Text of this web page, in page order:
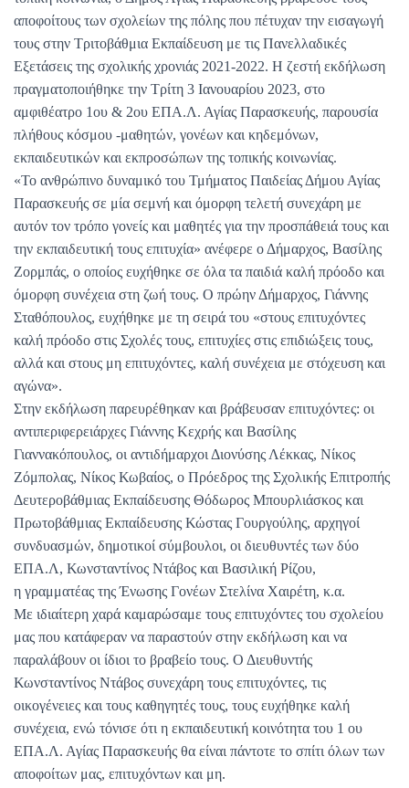
αποφοίτους των σχολείων της πόλης που πέτυχαν την εισαγωγή
τους στην Τριτοβάθμια Εκπαίδευση με τις Πανελλαδικές
Εξετάσεις της σχολικής χρονιάς 2021-2022. Η ζεστή εκδήλωση
πραγματοποιήθηκε την Τρίτη 3 Ιανουαρίου 2023, στο
αμφιθέατρο 1ου & 2ου ΕΠΑ.Λ. Αγίας Παρασκευής, παρουσία
πλήθους κόσμου -μαθητών, γονέων και κηδεμόνων,
εκπαιδευτικών και εκπροσώπων της τοπικής κοινωνίας.
«Το ανθρώπινο δυναμικό του Τμήματος Παιδείας Δήμου Αγίας
Παρασκευής σε μία σεμνή και όμορφη τελετή συνεχάρη με
αυτόν τον τρόπο γονείς και μαθητές για την προσπάθειά τους και
την εκπαιδευτική τους επιτυχία» ανέφερε ο Δήμαρχος, Βασίλης
Ζορμπάς, ο οποίος ευχήθηκε σε όλα τα παιδιά καλή πρόοδο και
όμορφη συνέχεια στη ζωή τους. Ο πρώην Δήμαρχος, Γιάννης
Σταθόπουλος, ευχήθηκε με τη σειρά του «στους επιτυχόντες
καλή πρόοδο στις Σχολές τους, επιτυχίες στις επιδιώξεις τους,
αλλά και στους μη επιτυχόντες, καλή συνέχεια με στόχευση και
αγώνα».
Στην εκδήλωση παρευρέθηκαν και βράβευσαν επιτυχόντες: οι
αντιπεριφερειάρχες Γιάννης Κεχρής και Βασίλης
Γιαννακόπουλος, οι αντιδήμαρχοι Διονύσης Λέκκας, Νίκος
Ζόμπολας, Νίκος Κωβαίος, ο Πρόεδρος της Σχολικής Επιτροπής
Δευτεροβάθμιας Εκπαίδευσης Θόδωρος Μπουρλιάσκος και
Πρωτοβάθμιας Εκπαίδευσης Κώστας Γουργούλης, αρχηγοί
συνδυασμών, δημοτικοί σύμβουλοι, οι διευθυντές των δύο
ΕΠΑ.Λ, Κωνσταντίνος Ντάβος και Βασιλική Ρίζου,
η γραμματέας της Ένωσης Γονέων Στελίνα Χαιρέτη, κ.α.
Με ιδιαίτερη χαρά καμαρώσαμε τους επιτυχόντες του σχολείου
μας που κατάφεραν να παραστούν στην εκδήλωση και να
παραλάβουν οι ίδιοι το βραβείο τους. Ο Διευθυντής
Κωνσταντίνος Ντάβος συνεχάρη τους επιτυχόντες, τις
οικογένειες και τους καθηγητές τους, τους ευχήθηκε καλή
συνέχεια, ενώ τόνισε ότι η εκπαιδευτική κοινότητα του 1 ου
ΕΠΑ.Λ. Αγίας Παρασκευής θα είναι πάντοτε το σπίτι όλων των
αποφοίτων μας, επιτυχόντων και μη.